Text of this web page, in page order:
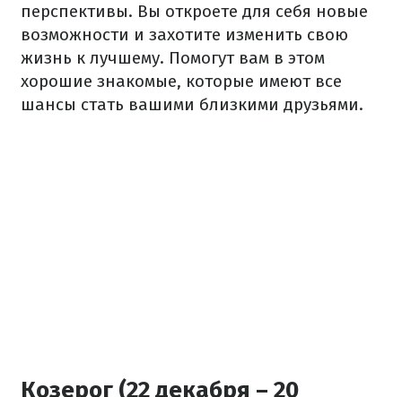
перспективы. Вы откроете для себя новые
возможности и захотите изменить свою
жизнь к лучшему. Помогут вам в этом
хорошие знакомые, которые имеют все
шансы стать вашими близкими друзьями.
Козерог (22 декабря – 20